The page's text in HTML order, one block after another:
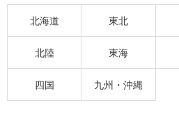
北海道 東北
北陸 東海
四国 九州・沖縄